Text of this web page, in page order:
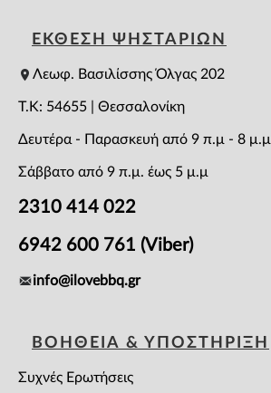
ΕΚΘΕΣΗ ΨΗΣΤΑΡΙΩΝ
Λεωφ. Βασιλίσσης Όλγας 202
T.K: 54655 | Θεσσαλονίκη
Δευτέρα - Παρασκευή από 9 π.μ - 8 μ.μ
Σάββατο από 9 π.μ. έως 5 μ.μ
2310 414 022
6942 600 761 (Viber)
info@ilovebbq.gr
ΒΟΗΘΕΙΑ & ΥΠΟΣΤΗΡΙΞΗ
Συχνές Ερωτήσεις